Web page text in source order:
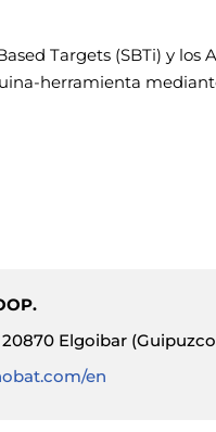
Targets (SBTi) y los
herramienta
Elgoibar
en